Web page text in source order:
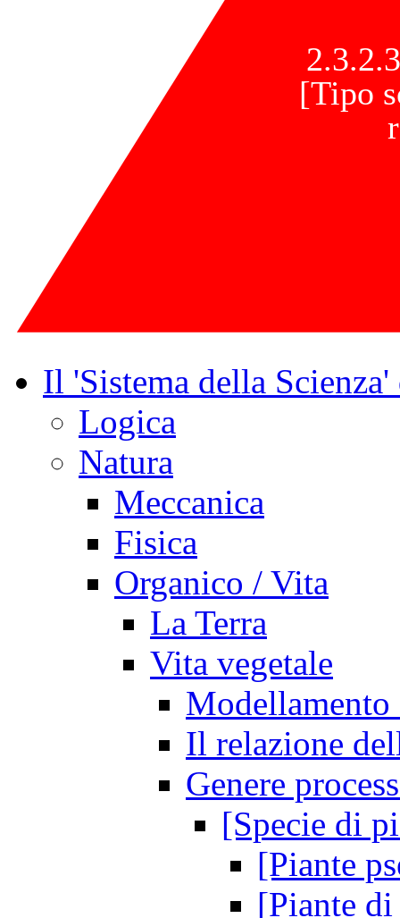
[Tipo
Il 'Sistema della
Logica
Natura
Meccanica
Fisica
Organico / Vita
La Terra
Vita vegetale
Il relazione
Genere
[Specie di
[Piante
[Piante